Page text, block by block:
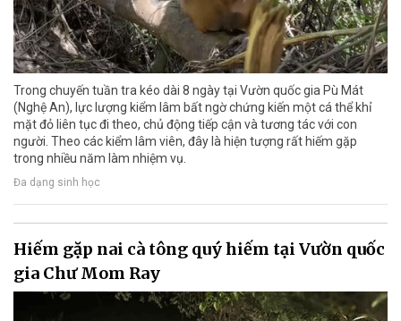
Trong chuyến tuần tra kéo dài 8 ngày tại Vườn quốc gia Pù Mát
(Nghệ An), lực lượng kiểm lâm bất ngờ chứng kiến một cá thể khỉ
mặt đỏ liên tục đi theo, chủ động tiếp cận và tương tác với con
người. Theo các kiểm lâm viên, đây là hiện tượng rất hiếm gặp
trong nhiều năm làm nhiệm vụ.
Đa dạng sinh học
Hiếm gặp nai cà tông quý hiếm tại Vườn quốc
gia Chư Mom Ray